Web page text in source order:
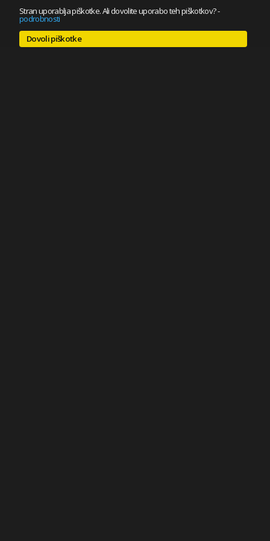
Stran uporablja piškotke. Ali dovolite uporabo teh piškotkov?-
podrobnosti
Dovoli piškotke